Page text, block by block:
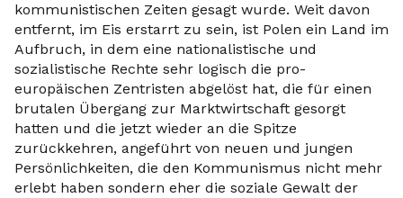
kommunistischen Zeiten gesagt wurde. Weit davon
entfernt, im Eis erstarrt zu sein, ist Polen ein Land im
Aufbruch, in dem eine nationalistische und
sozialistische Rechte sehr logisch die pro-
europäischen Zentristen abgelöst hat, die für einen
brutalen Übergang zur Marktwirtschaft gesorgt
hatten und die jetzt wieder an die Spitze
zurückkehren, angeführt von neuen und jungen
Persönlichkeiten, die den Kommunismus nicht mehr
erlebt haben sondern eher die soziale Gewalt der